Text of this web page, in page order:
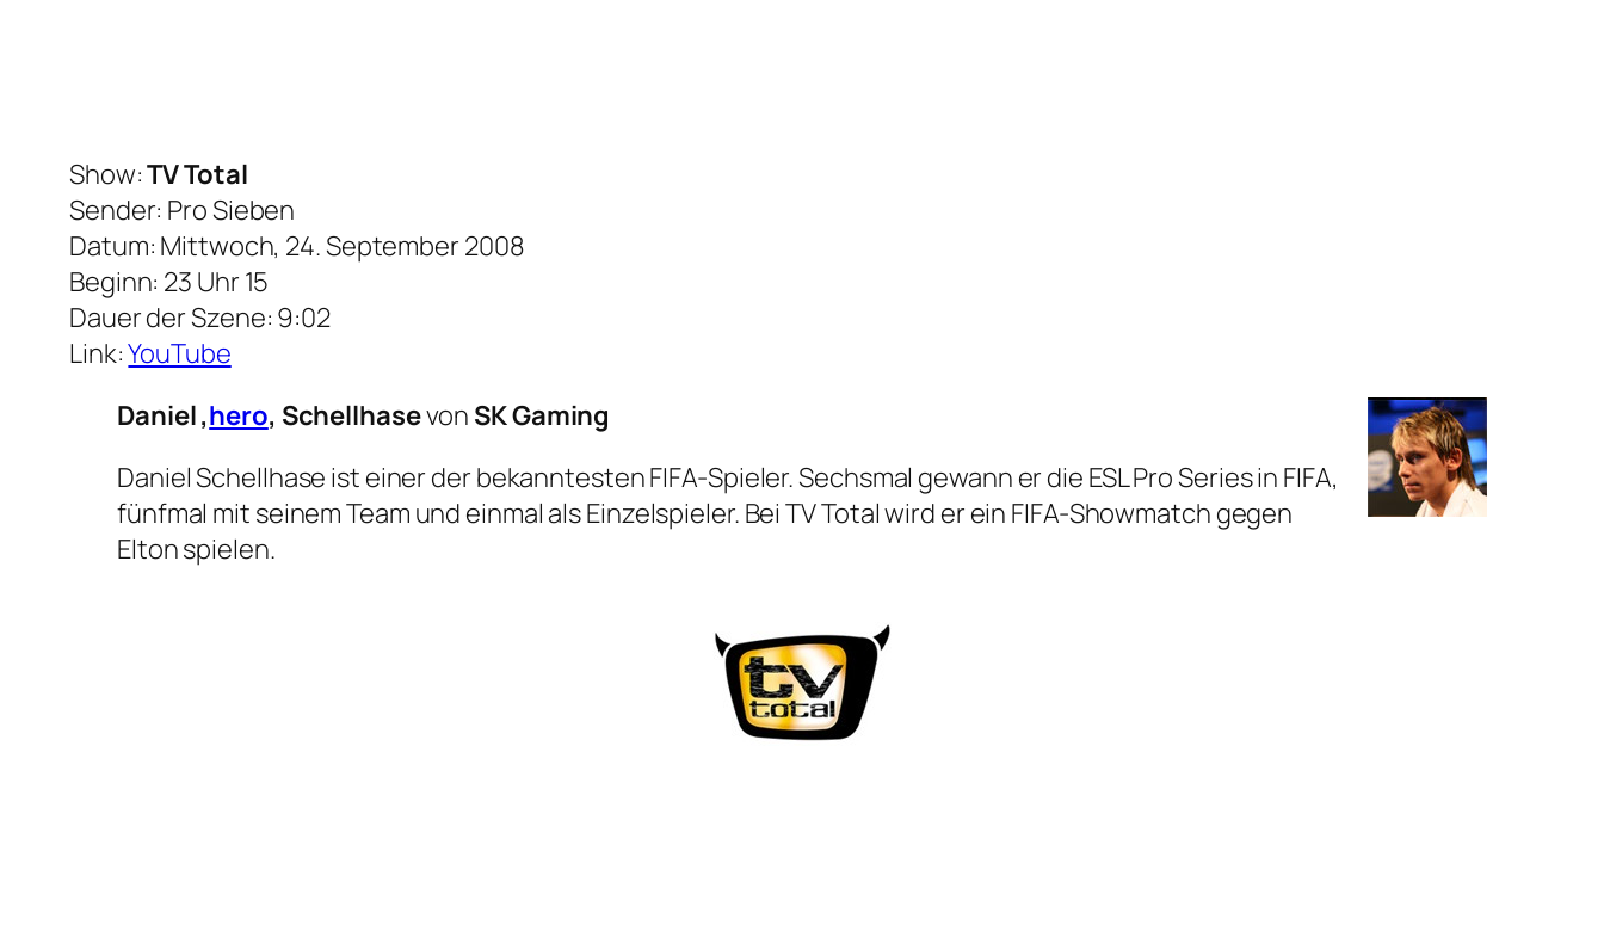
Show:TV Total
Sender: Pro Sieben
Datum: Mittwoch, 24. September 2008
Beginn: 23 Uhr 15
Dauer der Szene: 9:02
Link:YouTube
Daniel ‚hero‚ Schellhasevon SK Gaming
Daniel Schellhase ist einer der bekanntesten FIFA-Spieler. Sechsmal gewann er die ESL Pro Series in FIFA,
fünfmal mit seinem Team und einmal als Einzelspieler. Bei TV Total wird er ein FIFA-Showmatch gegen
Elton spielen.